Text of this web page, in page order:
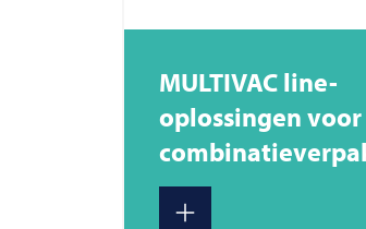
MULTIVAC line-
oplossingen voor